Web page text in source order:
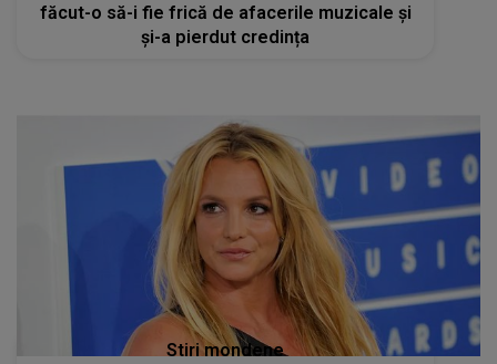
făcut-o să-i fie frică de afacerile muzicale și
și-a pierdut credința
Stiri mondene